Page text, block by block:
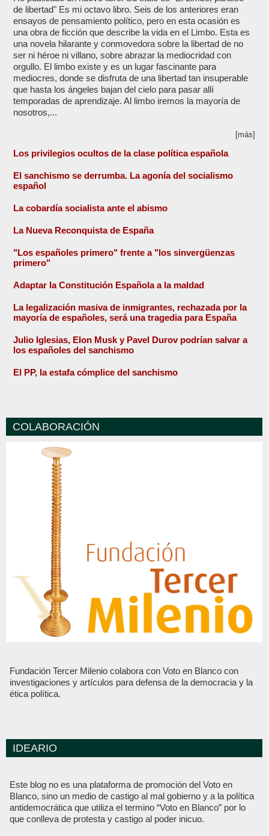
de libertad" Es mi octavo libro. Seis de los anteriores eran
ensayos de pensamiento político, pero en esta ocasión es
una obra de ficción que describe la vida en el Limbo. Esta es
una novela hilarante y conmovedora sobre la libertad de no
ser ni héroe ni villano, sobre abrazar la mediocridad con
orgullo. El limbo existe y es un lugar fascinante para
mediocres, donde se disfruta de una libertad tan insuperable
que hasta los ángeles bajan del cielo para pasar allí
temporadas de aprendizaje. Al limbo iremos la mayoría de
nosotros,...
[más]
Los privilegios ocultos de la clase política española
El sanchismo se derrumba. La agonía del socialismo
español
La cobardía socialista ante el abismo
La Nueva Reconquista de España
"Los españoles primero" frente a "los sinvergüenzas
primero"
Adaptar la Constitución Española a la maldad
La legalización masiva de inmigrantes, rechazada por la
mayoría de españoles, será una tragedia para España
Julio Iglesias, Elon Musk y Pavel Durov podrían salvar a
los españoles del sanchismo
El PP, la estafa cómplice del sanchismo
COLABORACIÓN
Fundación Tercer Milenio colabora con Voto en Blanco con
investigaciones y artículos para defensa de la democracia y la
ética política.
IDEARIO
Este blog no es una plataforma de promoción del Voto en
Blanco, sino un medio de castigo al mal gobierno y a la política
antidemocrática que utiliza el termino “Voto en Blanco” por lo
que conlleva de protesta y castigo al poder inicuo.